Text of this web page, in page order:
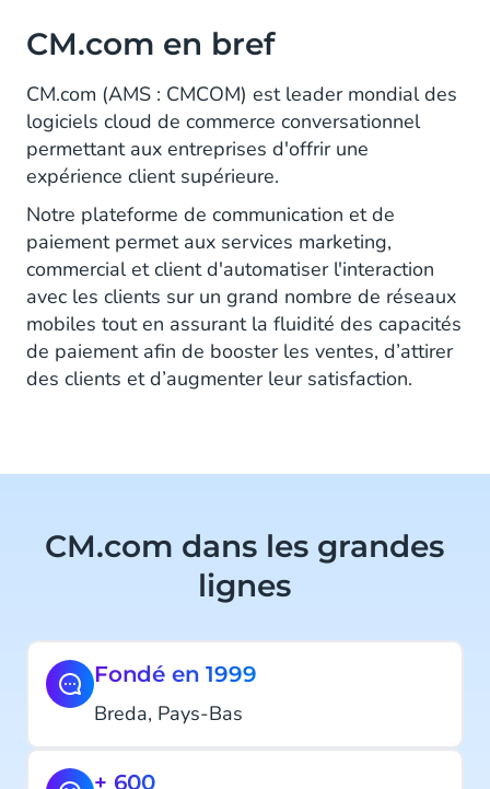
CM.com en bref
CM.com (AMS : CMCOM) est leader mondial des
logiciels cloud de commerce conversationnel
permettant aux entreprises d'offrir une
expérience client supérieure.
Notre plateforme de communication et de
paiement permet aux services marketing,
commercial et client d'automatiser l'interaction
avec les clients sur un grand nombre de réseaux
mobiles tout en assurant la fluidité des capacités
de paiement afin de booster les ventes, d’attirer
des clients et d’augmenter leur satisfaction.
CM.com dans les grandes
lignes
Fondé en 1999
Breda, Pays-Bas
+ 600